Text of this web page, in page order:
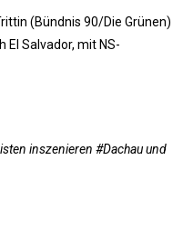
(Bündnis 90/Die Grünen)
Salvador, mit NS-
inszenieren #Dachau und